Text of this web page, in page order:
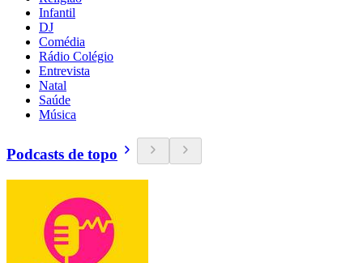
Infantil
DJ
Comédia
Rádio Colégio
Entrevista
Natal
Saúde
Música
Podcasts de topo